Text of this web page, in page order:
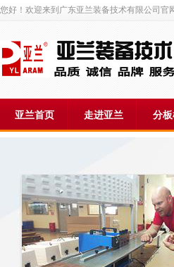
您好！欢迎来到广东亚兰装备技术有限公司官
亚兰首页 走进亚兰 分